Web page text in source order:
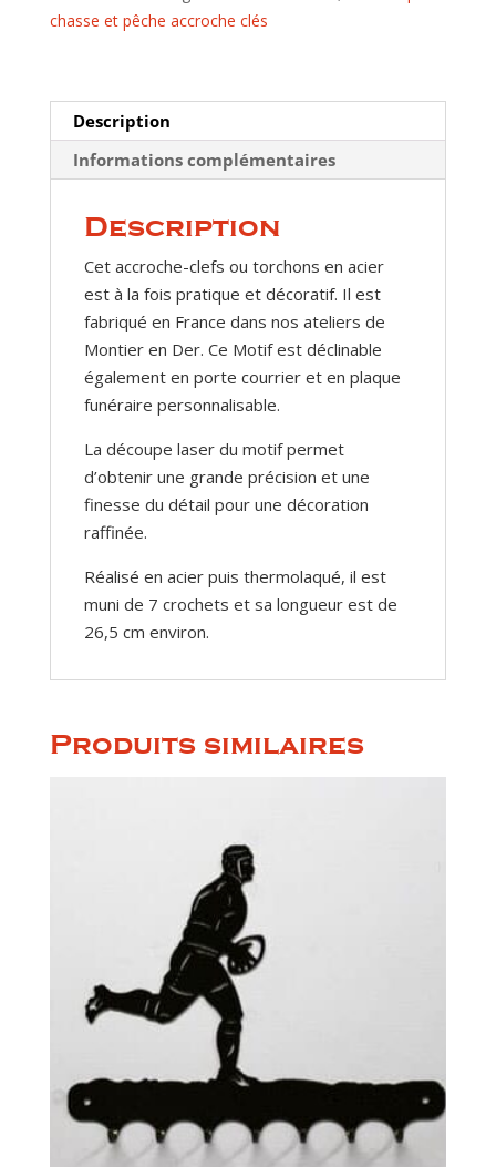
Cavalier
courre)
chasse et pêche accroche clés
Description
Informations complémentaires
Description
Cet accroche-clefs ou torchons en acier
est à la fois pratique et décoratif. Il est
fabriqué en France dans nos ateliers de
Montier en Der. Ce Motif est déclinable
également en porte courrier et en plaque
funéraire personnalisable.
La découpe laser du motif permet
d’obtenir une grande précision et une
finesse du détail pour une décoration
raffinée.
Réalisé en acier puis thermolaqué, il est
muni de 7 crochets et sa longueur est de
26,5 cm environ.
Produits similaires